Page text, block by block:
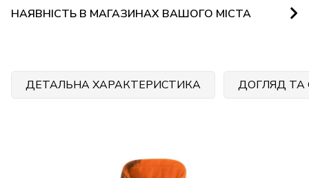
НАЯВНІСТЬ В МАГАЗИНАХ ВАШОГО МІСТА
ДЕТАЛЬНА ХАРАКТЕРИСТИКА ДОГЛЯД ТА